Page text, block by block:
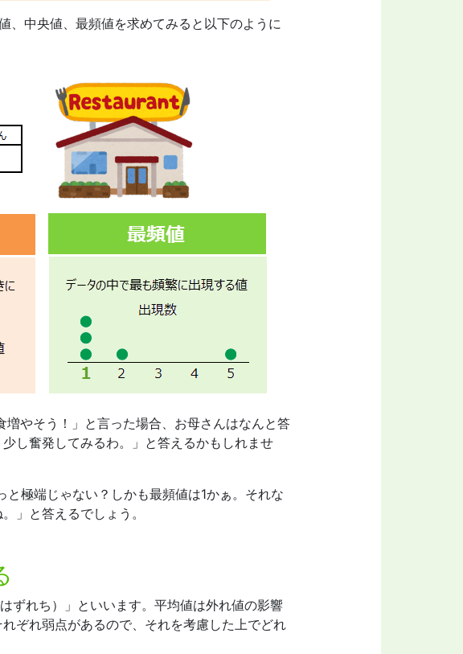
、中央値、最頻値を求めてみると以下のように
やそう！」と言った場合、お母さんはなんと答
し奮発してみるわ。」と答えるかもしれませ
極端じゃない？しかも最頻値は1かぁ。それな
」と答えるでしょう。
ずれち）」といいます。平均値は外れ値の影響
ぞれ弱点があるので、それを考慮した上でどれ